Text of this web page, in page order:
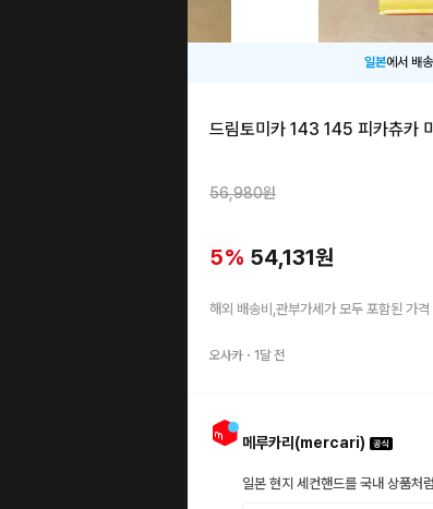
일본에서 배
드림토미카 143 145 피카츄카
56,980원
5% 54,131원
해외 배송비,관부가세가 모두 포함된 가격
오사카・ 1달 전
메루카리(mercari)
일본 현지 세컨핸드를 국내 상품처